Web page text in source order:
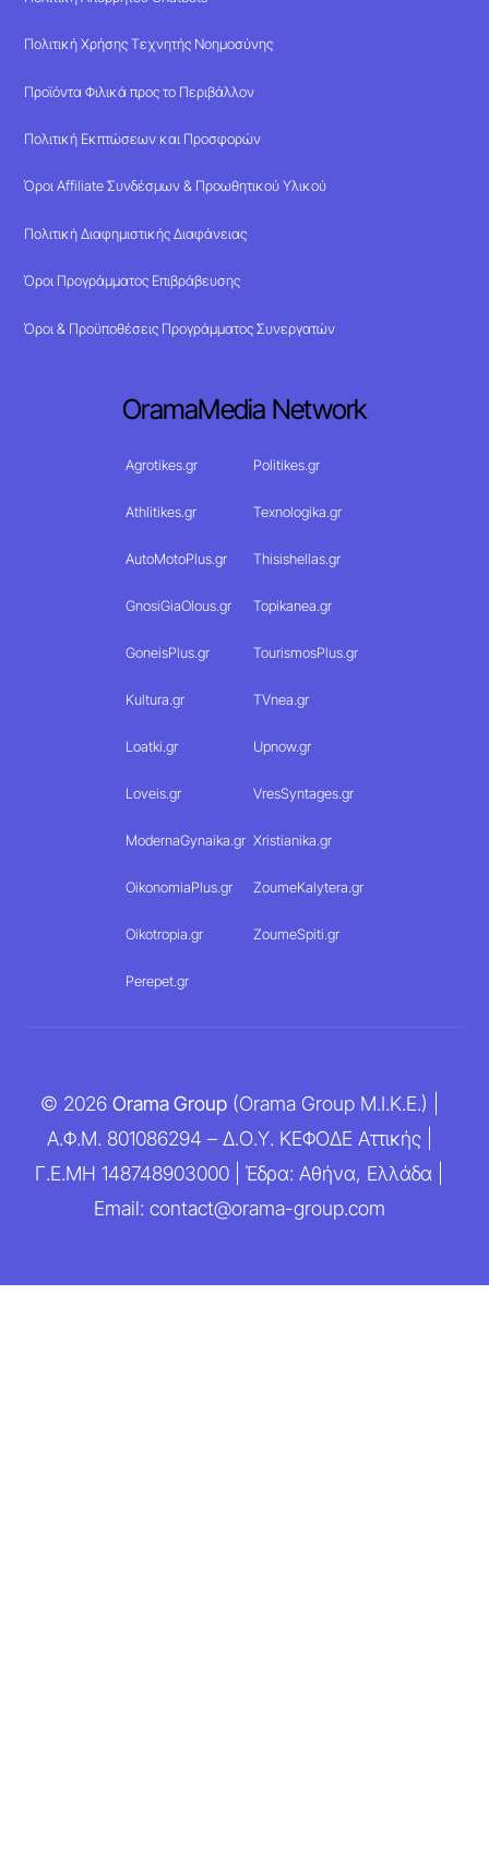
Πολιτική Χρήσης Τεχνητής Νοημοσύνης
Προϊόντα Φιλικά προς το Περιβάλλον
Πολιτική Εκπτώσεων και Προσφορών
Όροι Affiliate Συνδέσμων & Προωθητικού Υλικού
Πολιτική Διαφημιστικής Διαφάνειας
Όροι Προγράμματος Επιβράβευσης
Όροι & Προϋποθέσεις Προγράμματος Συνεργατών
OramaMedia Network
Agrotikes.gr Politikes.gr
Athlitikes.gr Texnologika.gr
AutoMotoPlus.gr Thisishellas.gr
GnosiGiaOlous.gr Topikanea.gr
GoneisPlus.gr TourismosPlus.gr
Kultura.gr TVnea.gr
Loatki.gr Upnow.gr
Loveis.gr VresSyntages.gr
ModernaGynaika.gr Xristianika.gr
OikonomiaPlus.gr ZoumeKalytera.gr
Oikotropia.gr ZoumeSpiti.gr
Perepet.gr
© 2026 Orama Group(Orama Group Μ.Ι.Κ.Ε.) |
Α.Φ.Μ. 801086294 – Δ.Ο.Υ. ΚΕΦΟΔΕ Αττικής |
Γ.Ε.ΜΗ 148748903000 | Έδρα: Αθήνα, Ελλάδα |
Email: contact@orama-group.com